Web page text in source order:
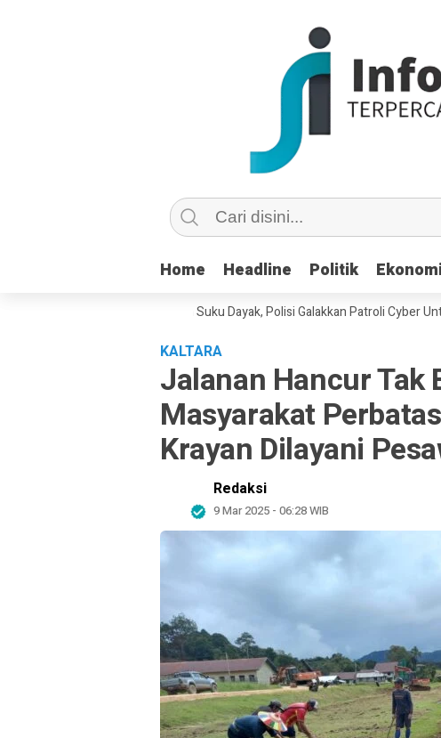
Home Headline Politik
Home Headline Politik
di Medsos Picu Amarah Suku Dayak, Polisi Galakkan Patroli Cyber Untuk
KALTARA
Jalanan Hancur Tak
Masyarakat
Krayan Dilayani
Redaksi
9 Mar 2025 - 06:28 WIB